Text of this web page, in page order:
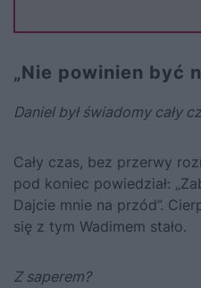
„Nie powinien być
Daniel był świadomy cały
Cały czas, bez przerwy
pod koniec powiedział:
Dajcie mnie na przód”.
się z tym Wadimem stało.
Z saperem?